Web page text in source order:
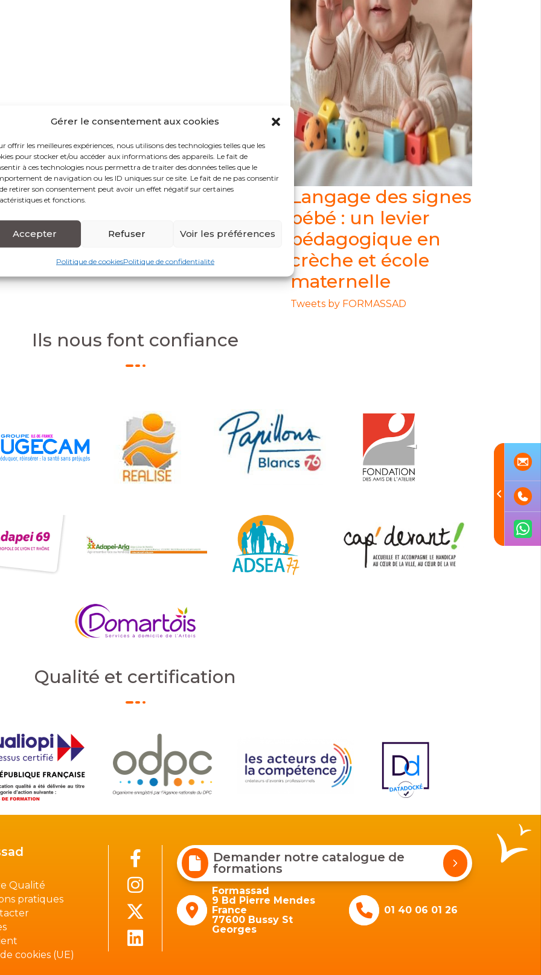
Gérer le consentement aux cookies
offrir les meilleures expériences, nous utilisons des technologies telles que les
pour stocker et/ou accéder aux informations des appareils. Le fait de
à ces technologies nous permettra de traiter des données telles que le
de navigation ou les ID uniques sur ce site. Le fait de ne pas consentir
retirer son consentement peut avoir un effet négatif sur certaines
et fonctions.
Accepter Refuser Voir les préférences
Politique de cookiesPolitique de confidentialité
Langage des signes
bébé : un levier
pédagogique en
crèche et école
maternelle
Tweets by FORMASSAD
Ils nous font confiance
Qualité et certification
Qualité
pratiques
cookies (UE)
Demander notre catalogue de
formations
Formassad
9 Bd Pierre Mendes
France
77600 Bussy St
Georges
01 40 06 01 26